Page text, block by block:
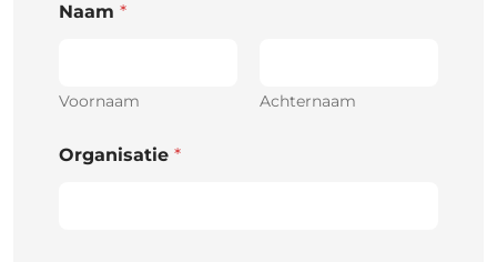
Naam *
Voornaam Achternaam
Organisatie *